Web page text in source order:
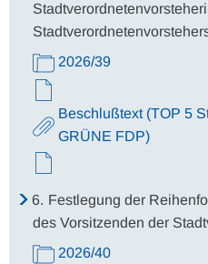
2026/39
Beschlußtext (TOP 5
GRÜNE FDP)
6. Festlegung der
des Vorsitzenden der
2026/40